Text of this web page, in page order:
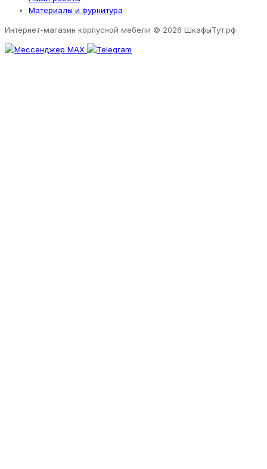
Материалы и фурнитура
Интернет-магазин корпусной мебели © 2026 ШкафыТут.рф